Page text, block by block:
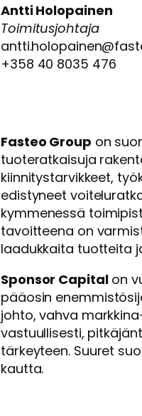
Antti Holopainen
Toimitusjohtaja
+358 40 8035 476
Fasteo Group on
tuoteratkaisuja
kiinnitystarvikkeet,
edistyneet
kymmenessä
tavoitteena on
laadukkaita tuotteita
Sponsor Capitalon
pääosin
johto, vahva
vastuullisesti,
tärkeyteen. Suuret
kautta.